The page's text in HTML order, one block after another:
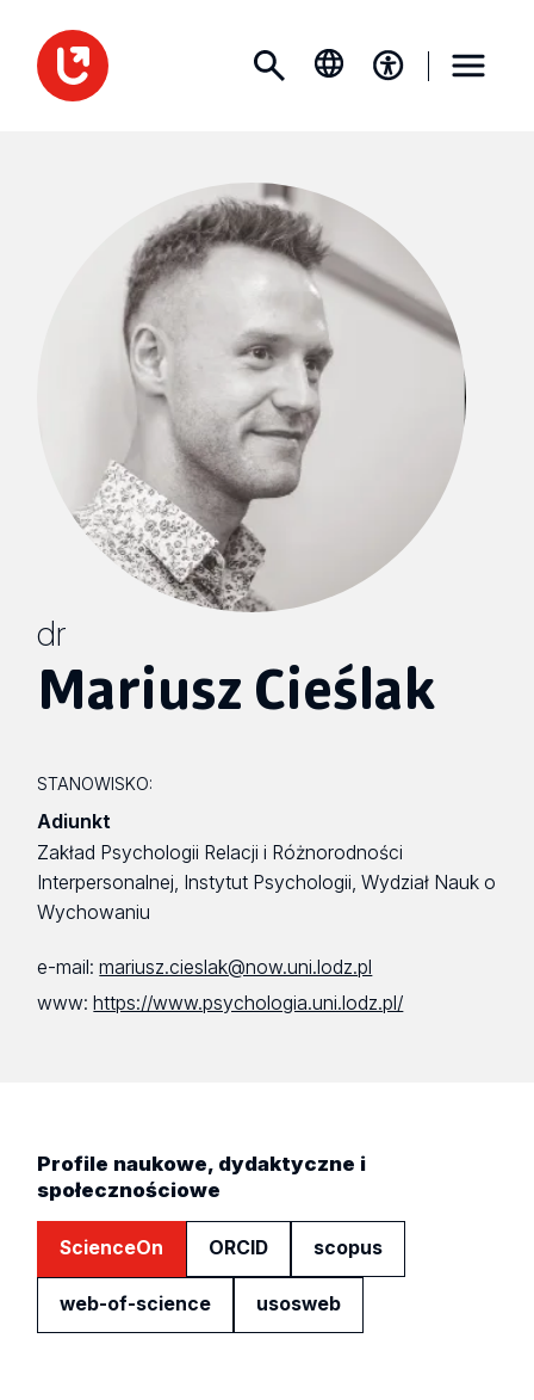
dr
Mariusz Cieślak
STANOWISKO:
Adiunkt
Zakład Psychologii Relacji i Różnorodności
Interpersonalnej, Instytut Psychologii, Wydział Nauk o
Wychowaniu
e-mail:mariusz.cieslak@now.uni.lodz.pl
www:https://www.psychologia.uni.lodz.pl/
Profile naukowe, dydaktyczne i
społecznościowe
ScienceOn ORCID scopus
web-of-science usosweb